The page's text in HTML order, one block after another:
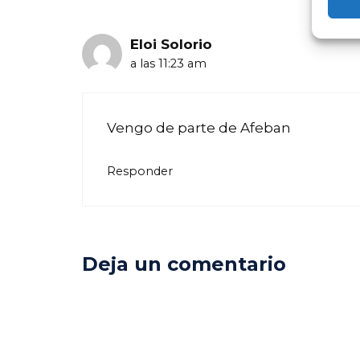
Eloi Solorio
a las 11:23 am
Vengo de parte de Afeban
Responder
Deja un comentario